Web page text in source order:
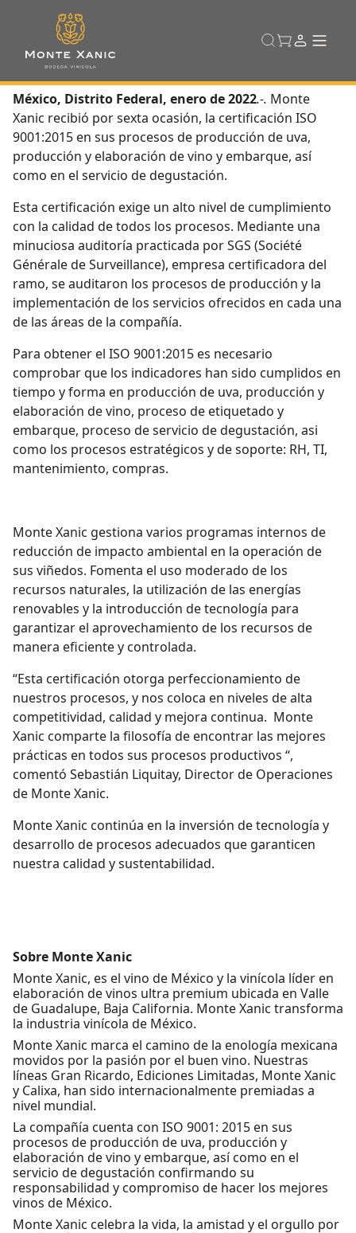
México, Distrito Federal, enero de 2022.-. Monte
Xanic recibió por sexta ocasión, la certificación ISO
9001:2015 en sus procesos de producción de uva,
producción y elaboración de vino y embarque, así
como en el servicio de degustación.
Esta certificación exige un alto nivel de cumplimiento
con la calidad de todos los procesos. Mediante una
minuciosa auditoría practicada por SGS (Société
Générale de Surveillance), empresa certificadora del
ramo, se auditaron los procesos de producción y la
implementación de los servicios ofrecidos en cada una
de las áreas de la compañía.
Para obtener el ISO 9001:2015 es necesario
comprobar que los indicadores han sido cumplidos en
tiempo y forma en producción de uva, producción y
elaboración de vino, proceso de etiquetado y
embarque, proceso de servicio de degustación, asi
como los procesos estratégicos y de soporte: RH, TI,
mantenimiento, compras.
Monte Xanic gestiona varios programas internos de
reducción de impacto ambiental en la operación de
sus viñedos. Fomenta el uso moderado de los
recursos naturales, la utilización de las energías
renovables y la introducción de tecnología para
garantizar el aprovechamiento de los recursos de
manera eficiente y controlada.
“Esta certificación otorga perfeccionamiento de
nuestros procesos, y nos coloca en niveles de alta
competitividad, calidad y mejora continua. Monte
Xanic comparte la filosofía de encontrar las mejores
prácticas en todos sus procesos productivos “,
comentó Sebastián Liquitay, Director de Operaciones
de Monte Xanic.
Monte Xanic continúa en la inversión de tecnología y
desarrollo de procesos adecuados que garanticen
nuestra calidad y sustentabilidad.
Sobre Monte Xanic
Monte Xanic, es el vino de México y la vinícola líder en
elaboración de vinos ultra premium ubicada en Valle
de Guadalupe, Baja California. Monte Xanic transforma
la industria vinícola de México.
Monte Xanic marca el camino de la enología mexicana
movidos por la pasión por el buen vino. Nuestras
líneas Gran Ricardo, Ediciones Limitadas, Monte Xanic
y Calixa, han sido internacionalmente premiadas a
nivel mundial.
La compañía cuenta con ISO 9001: 2015 en sus
procesos de producción de uva, producción y
elaboración de vino y embarque, así como en el
servicio de degustación confirmando su
responsabilidad y compromiso de hacer los mejores
vinos de México.
Monte Xanic celebra la vida, la amistad y el orgullo por